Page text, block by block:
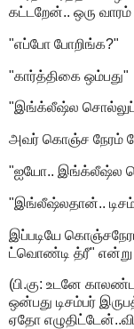
கட்டறேன்.. ஒரு
"எப்போ போறிங்க?"
"கார்த்திகை ஒம்பது"
"இங்க்லீஷ்ல
அவர் கொஞ்ச நேரம்
"ஐயோ.. இங்க்லீஷ்ல
"இங்லீஷ்லதான்..
இப்படியே
ட்வொண்டி த்ரீ" என்று
(பி.கு: உடனே
ஒன்பது டிசம்பர்
ஏதோ